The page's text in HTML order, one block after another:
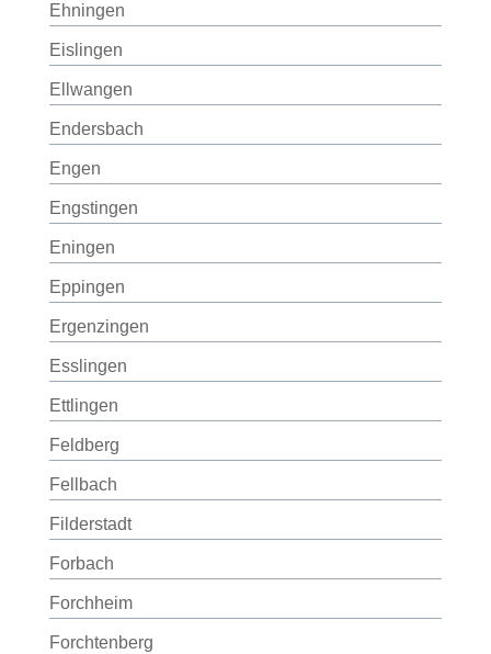
Ehningen
Eislingen
Ellwangen
Endersbach
Engen
Engstingen
Eningen
Eppingen
Ergenzingen
Esslingen
Ettlingen
Feldberg
Fellbach
Filderstadt
Forbach
Forchheim
Forchtenberg